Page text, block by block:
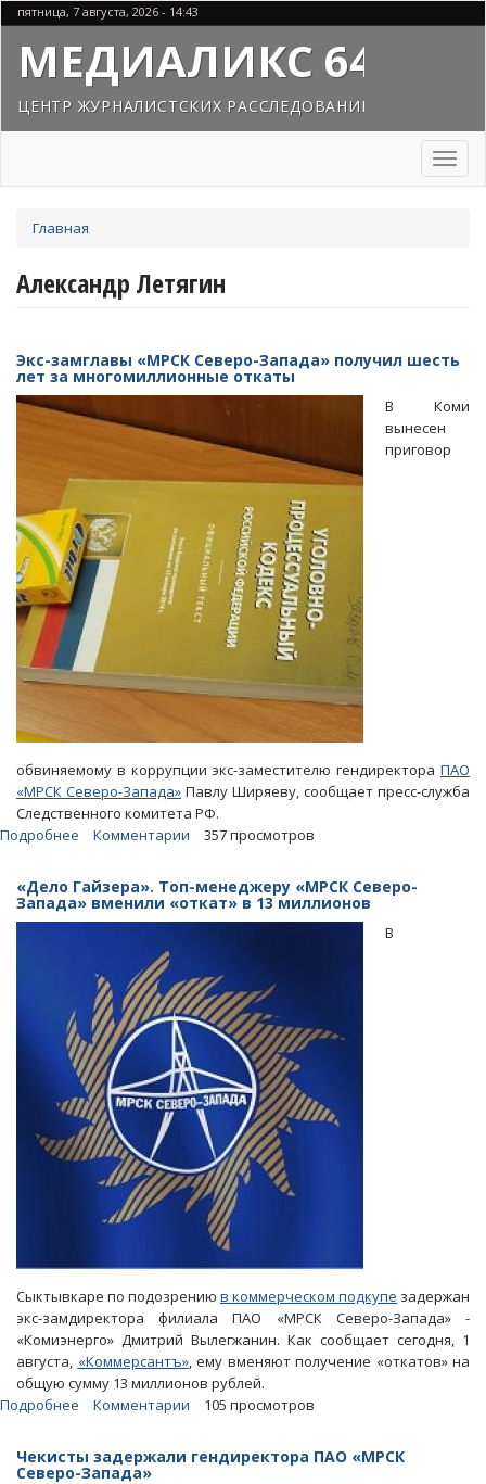
Перейти
к
основному
содержанию
пятница, 7 августа, 2026 - 14:43
МЕДИАЛИКС 64
ЦЕНТР ЖУРНАЛИСТСКИХ РАССЛЕДОВАНИЙ
Toggle
здесь
Главная
Александр Летягин
Экс-замглавы «МРСК Северо-Запада» получил шесть
лет за многомиллионные откаты
В Коми
вынесен
приговор
обвиняемому в коррупции экс-заместителю гендиректора ПАО
«МРСК Северо-Запада» Павлу Ширяеву, сообщает пресс-служба
Следственного комитета РФ.
Подробнее
замглавы
«МРСК
Северо-
шесть
лет
за
многомиллионные
откаты
Комментарии 357 просмотров
«Дело Гайзера». Топ-менеджеру «МРСК Северо-
Запада» вменили «откат» в 13 миллионов
В
Сыктывкаре по подозрению в коммерческом подкупе задержан
экс-замдиректора филиала ПАО «МРСК Северо-Запада» -
«Комиэнерго» Дмитрий Вылегжанин. Как сообщает сегодня, 1
августа, «Коммерсантъ», ему вменяют получение «откатов» на
общую сумму 13 миллионов рублей.
Подробнее
Топ-
Комментарии 105 просмотров
Чекисты задержали гендиректора ПАО «МРСК
Северо-Запада»